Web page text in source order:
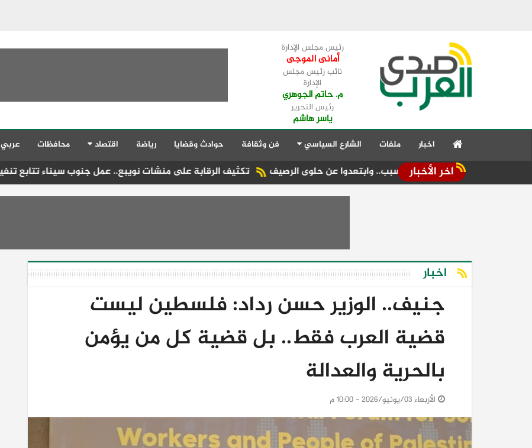
رئيس مجلس الإدارة
أمانى الموجى
نائب رئيس مجلس
الإدارة
م. حاتم الجوهري
رئيس التحرير
ياسر هاشم
اخبار ملفات الشارع السياسي فن وثقافة حوادث وقضايا رياضة اقتصاد محافظات
اخر الأخبار تكثيف الرقابة على منشات نويبع.. عمل جنوب سيناء تتابع تنفيذ قانون مبكراً لهذا السبب.. وابتعدوا عن حلوى الرصيف
اخبار
جنيف.. الوزير حسن رداد: فلسطين ليست
قضية العرب فقط.. بل قضية كل من يؤمن
بالحرية والعدالة
الأربعاء 03/يونيو/2026 - 10:00 م